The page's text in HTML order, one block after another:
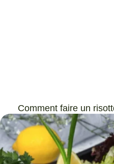
Comment faire un